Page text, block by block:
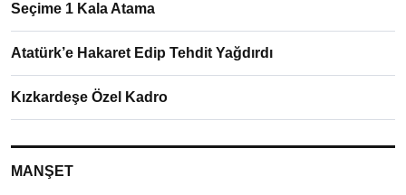
Seçime 1 Kala Atama
Atatürk’e Hakaret Edip Tehdit Yağdırdı
Kızkardeşe Özel Kadro
MANŞET